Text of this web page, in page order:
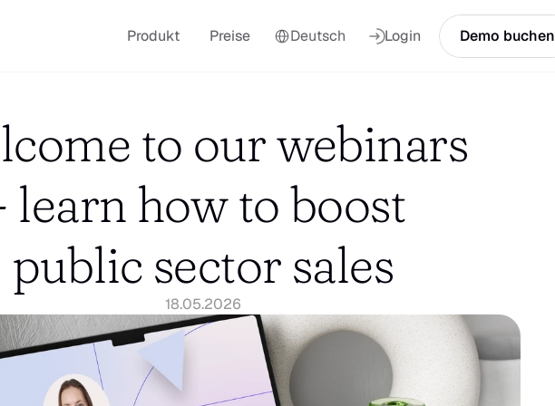
Produkt Preise Deutsch Login Demo buchen
to our webinars
learn how to boost
public sector sales
18.05.2026